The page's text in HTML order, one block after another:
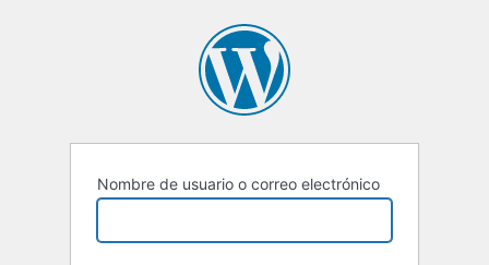
Nombre de usuario o correo electrónico